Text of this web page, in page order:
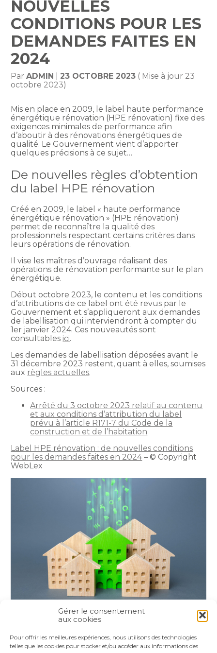
Gérer le consentement
aux cookies
Pour offrir les meilleures expériences, nous utilisons des technologies
telles que les cookies pour stocker et/ou accéder aux informations des
NOUVELLES
CONDITIONS POUR LES
DEMANDES FAITES EN
2024
ParADMIN 23 OCTOBRE 2023 ( Mise à jour 23
octobre 2023)
Mis en place en 2009, le label haute performance
énergétique rénovation (HPE rénovation) fixe des
exigences minimales de performance afin
d’aboutir à des rénovations énergétiques de
qualité. Le Gouvernement vient d’apporter
quelques précisions à ce sujet…
De nouvelles règles d’obtention
du label HPE rénovation
Créé en 2009, le label « haute performance
énergétique rénovation » (HPE rénovation)
permet de reconnaître la qualité des
professionnels respectant certains critères dans
leurs opérations de rénovation.
Il vise les maîtres d’ouvrage réalisant des
opérations de rénovation performante sur le plan
énergétique.
Début octobre 2023, le contenu et les conditions
d’attributions de ce label ont été revus par le
Gouvernement et s’appliqueront aux demandes
de labellisation qui interviendront à compter du
1er janvier 2024. Ces nouveautés sont
consultablesici.
Les demandes de labellisation déposées avant le
31 décembre 2023 restent, quant à elles, soumises
aux règles actuelles.
Sources :
Arrêté du 3 octobre 2023 relatif au contenu
et aux conditions d’attribution du label
prévu à l’article R171-7 du Code de la
construction et de l’habitation
Label HPE rénovation : de nouvelles conditions
pour les demandes faites en 2024– © Copyright
WebLex